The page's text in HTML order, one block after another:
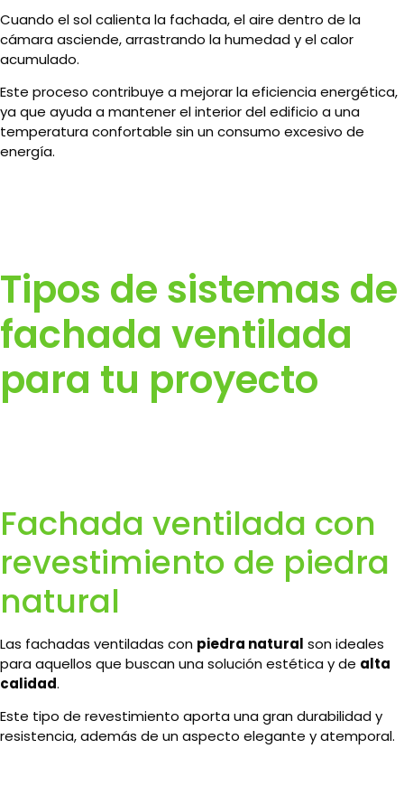
Cuando el sol calienta la fachada, el aire dentro de la
cámara asciende, arrastrando la humedad y el calor
acumulado.
Este proceso contribuye a mejorar la eficiencia energética,
ya que ayuda a mantener el interior del edificio a una
temperatura confortable sin un consumo excesivo de
energía.
Tipos de sistemas de
fachada ventilada
para tu proyecto
Fachada ventilada con
revestimiento de piedra
natural
Las fachadas ventiladas con piedra natural son ideales
para aquellos que buscan una solución estética y de alta
calidad.
Este tipo de revestimiento aporta una gran durabilidad y
resistencia, además de un aspecto elegante y atemporal.